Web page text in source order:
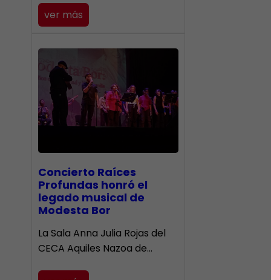
ver más
​Concierto Raíces
Profundas honró el
legado musical de
Modesta Bor
La Sala Anna Julia Rojas del
CECA Aquiles Nazoa de…